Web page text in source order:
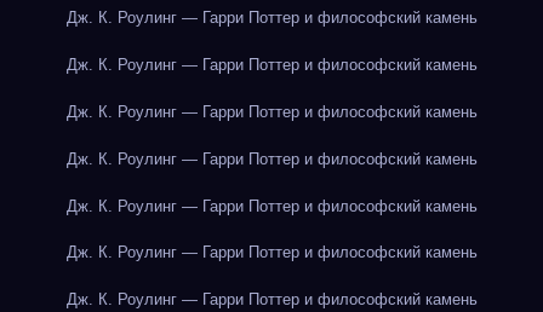
Дж. К. Роулинг — Гарри Поттер и философский камень
Дж. К. Роулинг — Гарри Поттер и философский камень
Дж. К. Роулинг — Гарри Поттер и философский камень
Дж. К. Роулинг — Гарри Поттер и философский камень
Дж. К. Роулинг — Гарри Поттер и философский камень
Дж. К. Роулинг — Гарри Поттер и философский камень
Дж. К. Роулинг — Гарри Поттер и философский камень